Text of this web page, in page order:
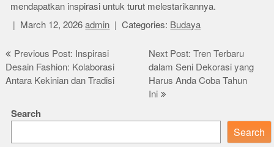
mendapatkan inspirasi untuk turut melestarikannya.
March 12, 2026 admin Categories: Budaya
Post
navigation
Previous Post: Inspirasi
Desain Fashion: Kolaborasi
Antara Kekinian dan Tradisi
Next Post: Tren Terbaru
dalam Seni Dekorasi yang
Harus Anda Coba Tahun
Ini
Search
Search